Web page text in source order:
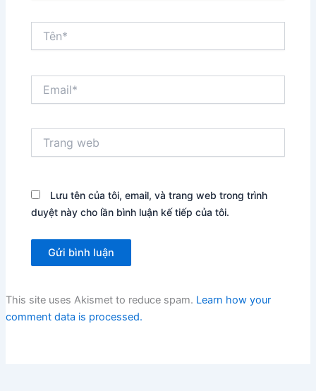
web
Lưu tên của tôi, email, và trang web trong trình
duyệt này cho lần bình luận kế tiếp của tôi.
This site uses Akismet to reduce spam. Learn how your
comment data is processed.